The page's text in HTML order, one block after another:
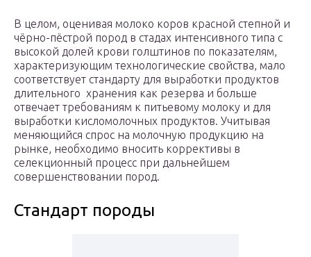
В целом, оценивая молоко коров красной степной и
чёрно-пёстрой пород в стадах интенсивного типа с
высокой долей крови голштинов по показателям,
характеризующим технологические свойства, мало
соответствует стандарту для выработки продуктов
длительного хранения как резерва и больше
отвечает требованиям к питьевому молоку и для
выработки кисломолочных продуктов. Учитывая
меняющийся спрос на молочную продукцию на
рынке, необходимо вносить коррективы в
селекционный процесс при дальнейшем
совершенствовании пород.
Стандарт породы